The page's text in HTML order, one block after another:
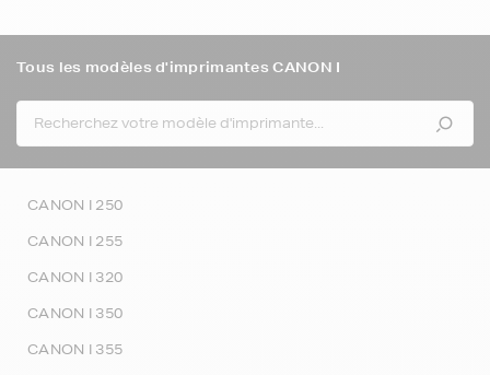
Tous les modèles d'imprimantes CANON I
CANON I 250
CANON I 255
CANON I 320
CANON I 350
CANON I 355